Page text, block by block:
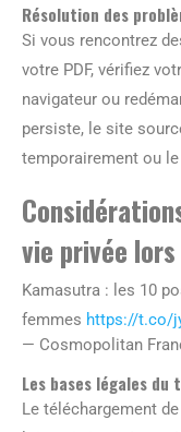
Résolution des
Si vous rencontrez
votre PDF, vérifiez
navigateur ou
persiste, le site
temporairement ou
vie privée
Kamasutra : les 10
femmes https://t.co/
— Cosmopolitan
Les bases légales du
Le téléchargement